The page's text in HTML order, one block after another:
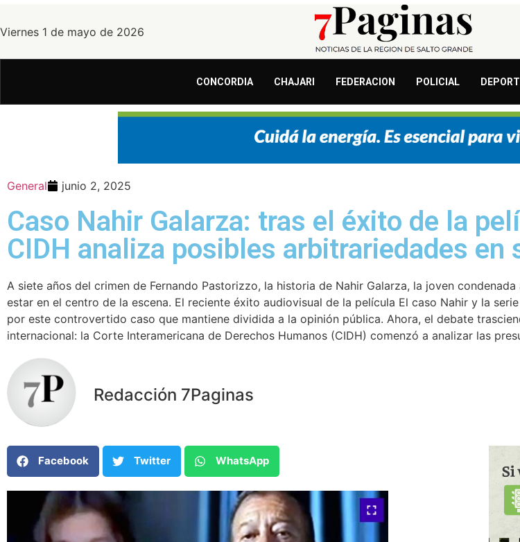
Viernes 1 de mayo de 2026
CONCORDIA CHAJARI FEDERACION POLICIAL
General junio 2, 2025
Caso Nahir Galarza: tras el éxito de la
CIDH analiza posibles arbitrariedades en
A siete años del crimen de Fernando Pastorizzo, la historia de Nahir Galarza, la joven
estar en el centro de la escena. El reciente éxito audiovisual de la película El caso Nahir y la
por este controvertido caso que mantiene dividida a la opinión pública. Ahora, el debate
internacional: la Corte Interamericana de Derechos Humanos (CIDH) comenzó a analizar las
Redacción 7Paginas
Facebook Twitter WhatsApp